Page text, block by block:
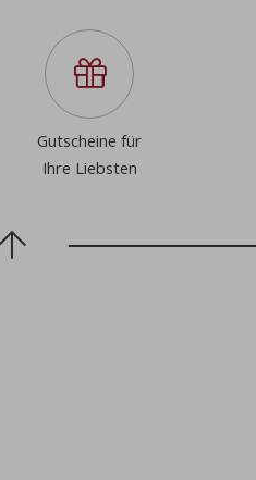
Gutscheine für
Ihre Liebsten